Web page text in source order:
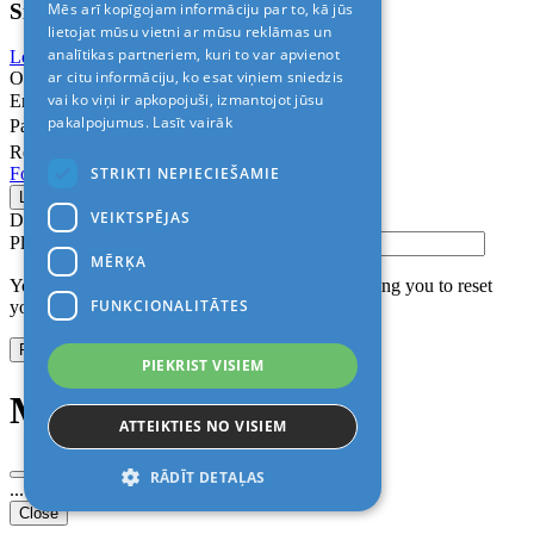
Sign In
Login with Facebook Login with Google
Or
Email
Password
Remember me
Forgot Password?
Don’t have an account?
Please confirm login email below
You will receive an email containing a link allowing you to reset
your password to a new preferred one.
Modal title
...
Close
Mēs arī kopīgojam informāciju par to, kā jūs
lietojat mūsu vietni ar mūsu reklāmas un
analītikas partneriem, kuri to var apvienot
ar citu informāciju, ko esat viņiem sniedzis
vai ko viņi ir apkopojuši, izmantojot jūsu
pakalpojumus. Lasīt vairāk
STRIKTI NEPIECIEŠAMIE
VEIKTSPĒJAS
MĒRĶA
FUNKCIONALITĀTES
PIEKRIST VISIEM
ATTEIKTIES NO VISIEM
RĀDĪT DETAĻAS